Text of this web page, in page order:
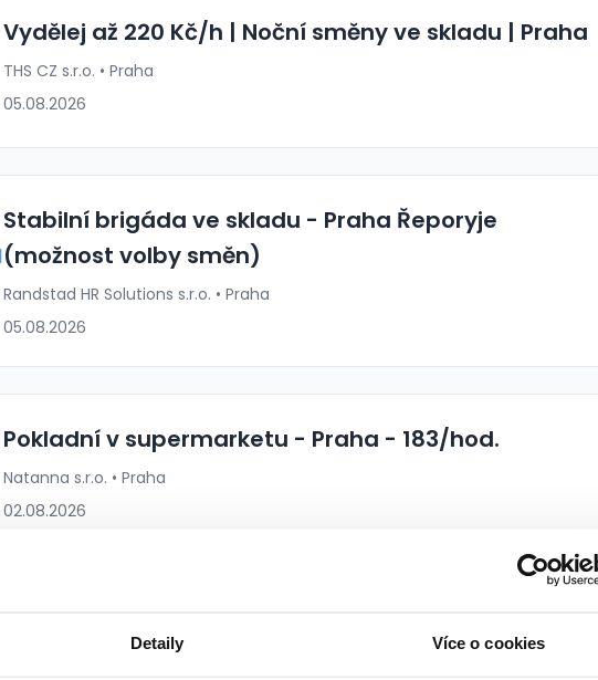
Detaily Více o cookies
Vydělej až 220 Kč/h | Noční směny ve skladu | Praha
THS CZ s.r.o. • Praha
05.08.2026
Stabilní brigáda ve skladu - Praha Řeporyje
(možnost volby směn)
Randstad HR Solutions s.r.o. • Praha
05.08.2026
Pokladní v supermarketu - Praha - 183/hod.
Natanna s.r.o. • Praha
02.08.2026
až 50.000 Kč/měs.